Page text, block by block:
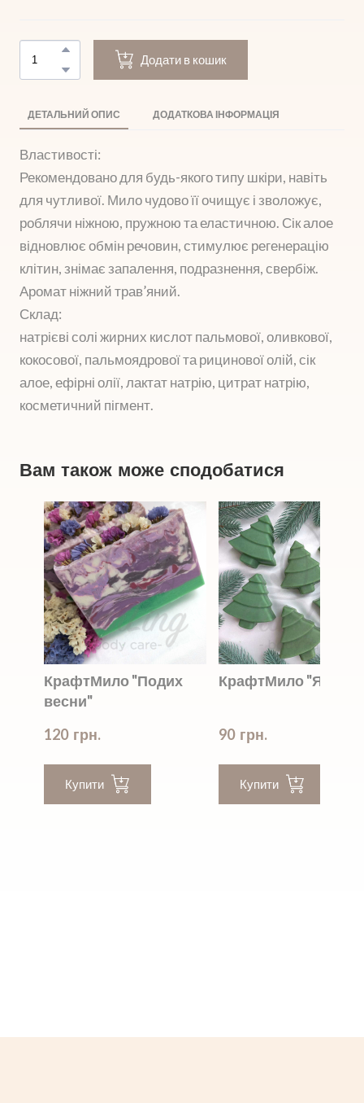
Додати в кошик
ДЕТАЛЬНИЙ ОПИС ДОДАТКОВА ІНФОРМАЦІЯ
Властивості:
Рекомендовано для будь-якого типу шкіри, навіть
для чутливої. Мило чудово її очищує і зволожує,
роблячи ніжною, пружною та еластичною. Сік алое
відновлює обмін речовин, стимулює регенерацію
клітин, знімає запалення, подразнення, свербіж.
Аромат ніжний трав’яний.
Склад:
натрієві солі жирних кислот пальмової, оливкової,
кокосової, пальмоядрової та рицинової олій, сік
алое, ефірні олії, лактат натрію, цитрат натрію,
косметичний пігмент.
Вам також може сподобатися
КрафтМило "Подих
весни"
120  грн.
Купити
КрафтМило
90  грн.
Купити